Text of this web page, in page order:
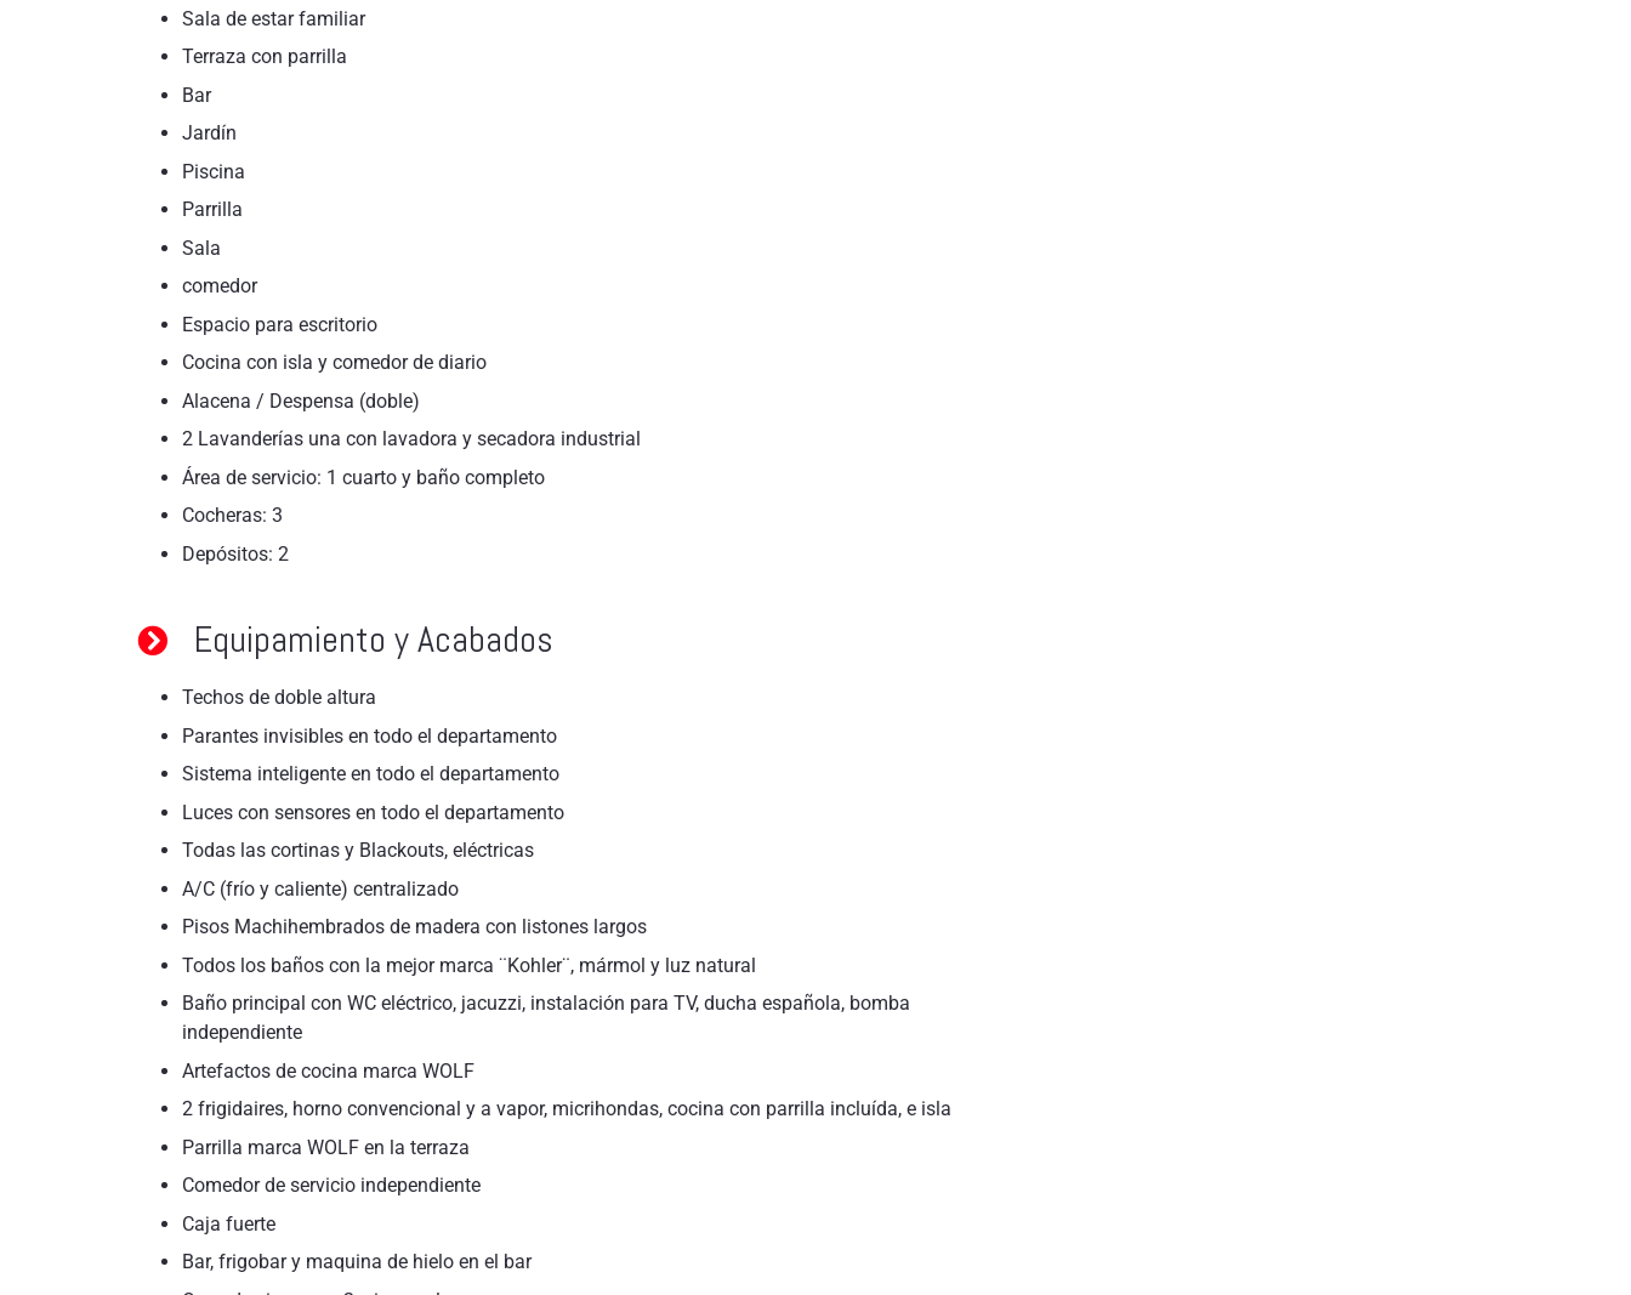
Sala de estar familiar
Terraza con parrilla
Bar
Jardín
Piscina
Parrilla
Sala
comedor
Espacio para escritorio
Cocina con isla y comedor de diario
Alacena / Despensa (doble)
2 Lavanderías una con lavadora y secadora industrial
Área de servicio: 1 cuarto y baño completo
Cocheras: 3
Depósitos: 2
Equipamiento y Acabados
Techos de doble altura
Parantes invisibles en todo el departamento
Sistema inteligente en todo el departamento
Luces con sensores en todo el departamento
Todas las cortinas y Blackouts, eléctricas
A/C (frío y caliente) centralizado
Pisos Machihembrados de madera con listones largos
Todos los baños con la mejor marca ¨Kohler¨, mármol y luz natural
Baño principal con WC eléctrico, jacuzzi, instalación para TV, ducha española, bomba
independiente
Artefactos de cocina marca WOLF
2 frigidaires, horno convencional y a vapor, micrihondas, cocina con parrilla incluída, e isla
Parrilla marca WOLF en la terraza
Comedor de servicio independiente
Caja fuerte
Bar, frigobar y maquina de hielo en el bar